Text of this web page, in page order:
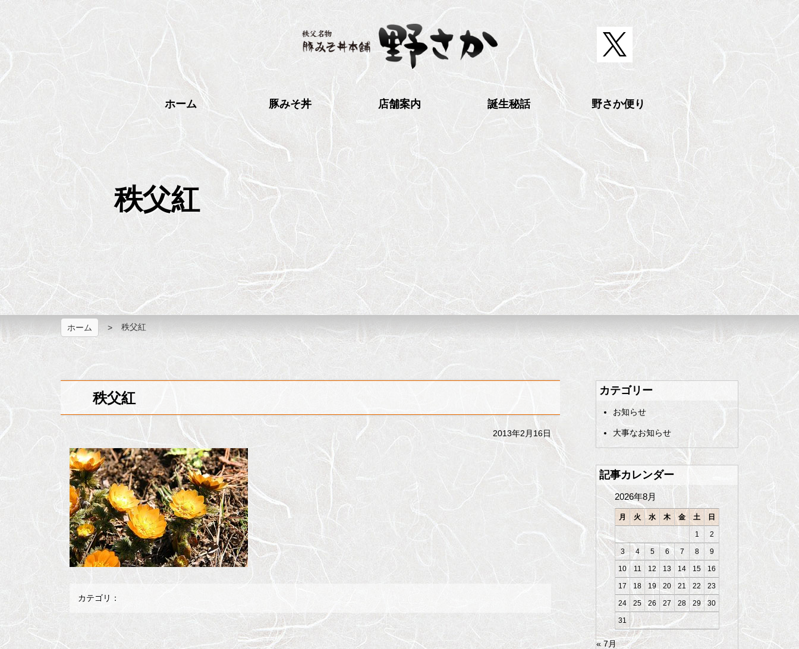
コ
ン
秩父名物 豚みそ丼
本舗 野さか
ホーム 豚みそ丼 店舗案内 誕生秘話 野さか便り
秩父紅
ホーム 秩父紅
秩父紅
2013年2月16日
カテゴリ：
メ
ペ
カテゴリー
お知らせ
大事なお知らせ
記事カレンダー
2026年8月
月 火 水 木 金 土 日
1 2
3 4 5 6 7 8 9
10 11 12 13 14 15 16
17 18 19 20 21 22 23
24 25 26 27 28 29 30
31
« 7月